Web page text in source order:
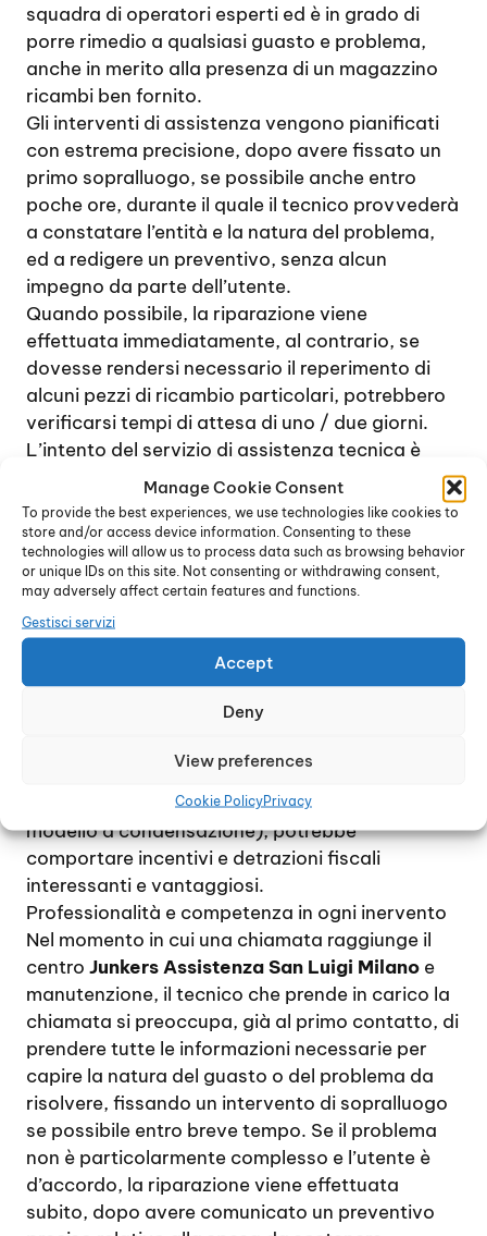
Manage Cookie Consent
To provide the best experiences, we use technologies like cookies to
store and/or access device information. Consenting to these
technologies will allow us to process data such as browsing behavior
or unique IDs on this site. Not consenting or withdrawing consent,
may adversely affect certain features and functions.
Gestisci servizi
Accept
Deny
View preferences
Cookie PolicyPrivacy
squadra di operatori esperti ed è in grado di
porre rimedio a qualsiasi guasto e problema,
anche in merito alla presenza di un magazzino
ricambi ben fornito.
Gli interventi di assistenza vengono pianificati
con estrema precisione, dopo avere fissato un
primo sopralluogo, se possibile anche entro
poche ore, durante il quale il tecnico provvederà
a constatare l’entità e la natura del problema,
ed a redigere un preventivo, senza alcun
impegno da parte dell’utente.
Quando possibile, la riparazione viene
effettuata immediatamente, al contrario, se
dovesse rendersi necessario il reperimento di
alcuni pezzi di ricambio particolari, potrebbero
verificarsi tempi di attesa di uno / due giorni.
L’intento del servizio di assistenza tecnica è
quello di risolvere qualsiasi problema nel più
breve tempo possibile, con la massima
precisione e la minima spesa per l’assistito.
Solo quando effettivamente necessario, ad
esempio nel caso di modelli molto vecchi per i
quali è difficile, o troppo costoso, reperire i pezzi
di ricambio, il tecnico che interviene per la
riparazione potrebbe consigliare la sostituzione
e l’installazione di una nuova caldaia, più
moderna e performante.
A tale riguardo, è bene considerare che spesso
la sostituzione di un vecchio dispositivo con una
caldaia di ultima generazione (ad esempio, un
modello a condensazione), potrebbe
comportare incentivi e detrazioni fiscali
interessanti e vantaggiosi.
Professionalità e competenza in ogni inervento
Nel momento in cui una chiamata raggiunge il
centro Junkers Assistenza San Luigi Milano e
manutenzione, il tecnico che prende in carico la
chiamata si preoccupa, già al primo contatto, di
prendere tutte le informazioni necessarie per
capire la natura del guasto o del problema da
risolvere, fissando un intervento di sopralluogo
se possibile entro breve tempo. Se il problema
non è particolarmente complesso e l’utente è
d’accordo, la riparazione viene effettuata
subito, dopo avere comunicato un preventivo